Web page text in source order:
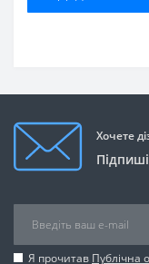
Хочете
Я прочитав Публічна